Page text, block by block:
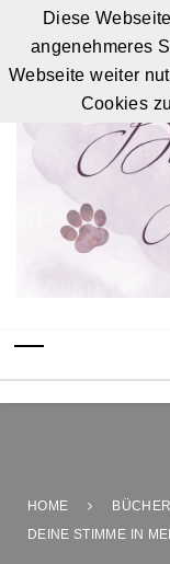
HOME
DEINE STIMME IN
Diese
angenehmeres
Webseite weiter
Cookies